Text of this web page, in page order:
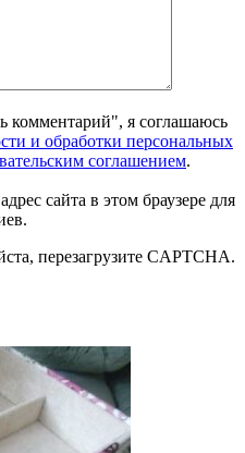
я соглашаюсь
и обработки персональных
соглашением.
сайта в этом браузере для
перезагрузите CAPTCHA.